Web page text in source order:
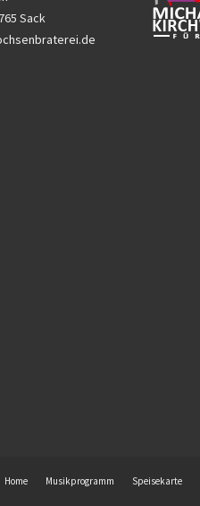
Sack
Home Musikprogramm Speisekarte